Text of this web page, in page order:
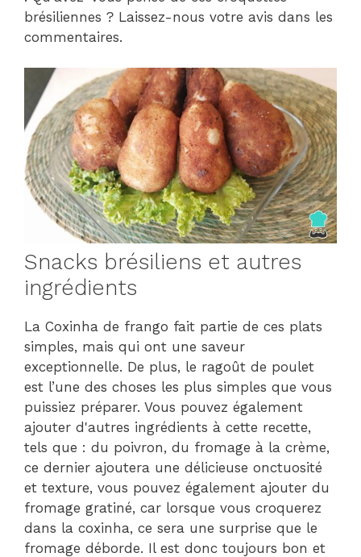
brésiliennes ? Laissez-nous votre avis dans les
commentaires.
Snacks brésiliens et autres
ingrédients
La Coxinha de frango fait partie de ces plats
simples, mais qui ont une saveur
exceptionnelle. De plus, le ragoût de poulet
est l’une des choses les plus simples que vous
puissiez préparer. Vous pouvez également
ajouter d'autres ingrédients à cette recette,
tels que : du poivron, du fromage à la crème,
ce dernier ajoutera une délicieuse onctuosité
et texture, vous pouvez également ajouter du
fromage gratiné, car lorsque vous croquerez
dans la coxinha, ce sera une surprise que le
fromage déborde. Il est donc toujours bon et